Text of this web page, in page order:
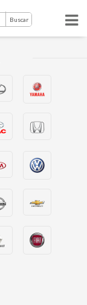
Buscar